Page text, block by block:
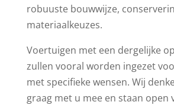
robuuste bouwwijze,
materiaalkeuzes.
Voertuigen met een dergelijke
zullen vooral worden ingezet
met specifieke wensen. Wij
graag met u mee en staan open